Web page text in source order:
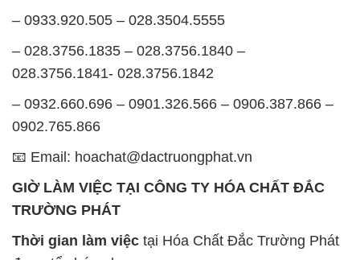
– 0933.920.505 – 028.3504.5555
– 028.3756.1835 – 028.3756.1840 –
028.3756.1841- 028.3756.1842
– 0932.660.696 – 0901.326.566 – 0906.387.866 –
0902.765.866
📧 Email: hoachat@dactruongphat.vn
GIỜ LÀM VIỆC TẠI CÔNG TY HÓA CHẤT ĐẮC
TRƯỜNG PHÁT
Thời gian làm việc tại Hóa Chất Đắc Trường Phát